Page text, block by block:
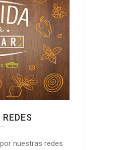
nuestras redes